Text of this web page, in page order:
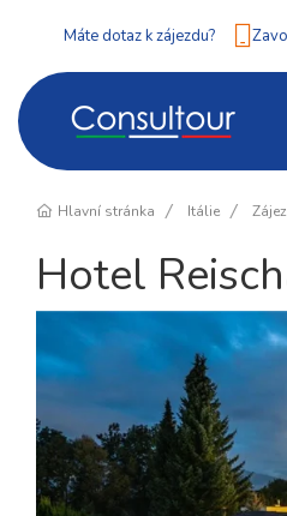
Máte dotaz k zájezdu?
Hlavní stránka Itálie
Hotel